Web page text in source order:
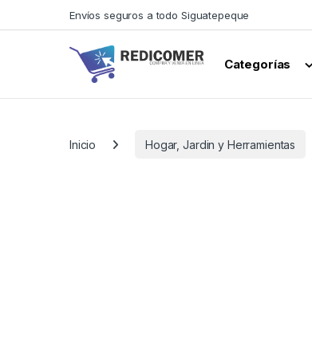
Saltar a navegación
saltar al contenidoEnvíos seguros a todo Siguatepeque
Categorías
Inicio Hogar, Jardin y Herramientas